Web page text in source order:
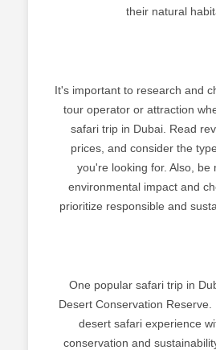
their natural
It's important to research and
tour operator or attraction
safari trip in Dubai. Read
prices, and consider the
you're looking for. Also, be
environmental impact and
prioritize responsible and
One popular safari trip in
Desert Conservation
desert safari experience
conservation and